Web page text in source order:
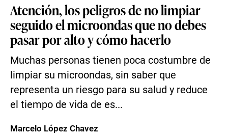
Atención, los peligros de no limpiar
seguido el microondas que no debes
pasar por alto y cómo hacerlo
Muchas personas tienen poca costumbre de
limpiar su microondas, sin saber que
representa un riesgo para su salud y reduce
el tiempo de vida de es...
Marcelo López Chavez